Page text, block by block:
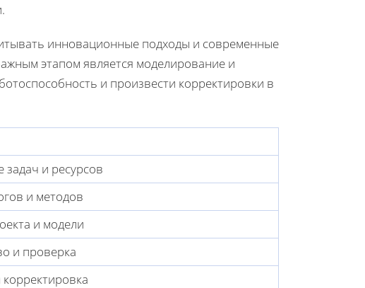
инновационные подходы и современные
этапом является моделирование и
и произвести корректировки в
задач и ресурсов
и методов
и модели
и проверка